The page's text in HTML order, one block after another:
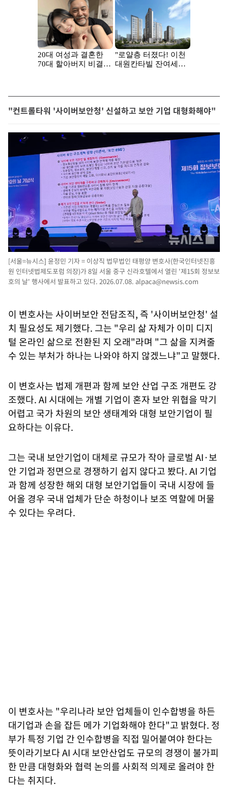
"컨트롤타워 '사이버보안청' 신설하고 보안 기업 대형화해야"
[서울=뉴시스] 윤정민 기자 = 이상직 법무법인 태평양 변호사(한국인터넷진흥
원 인터넷법제도포럼 의장)가 8일 서울 중구 신라호텔에서 열린 '제15회 정보보
호의 날' 행사에서 발표하고 있다. 2026.07.08. alpaca@newsis.com
이 변호사는 사이버보안 전담조직, 즉 '사이버보안청' 설
치 필요성도 제기했다. 그는 "우리 삶 자체가 이미 디지
털 온라인 삶으로 전환된 지 오래"라며 "그 삶을 지켜줄
수 있는 부처가 하나는 나와야 하지 않겠느냐"고 말했다.
이 변호사는 법제 개편과 함께 보안 산업 구조 개편도 강
조했다. AI 시대에는 개별 기업이 혼자 보안 위협을 막기
어렵고 국가 차원의 보안 생태계와 대형 보안기업이 필
요하다는 이유다.
그는 국내 보안기업이 대체로 규모가 작아 글로벌 AI·보
안 기업과 정면으로 경쟁하기 쉽지 않다고 봤다. AI 기업
과 함께 성장한 해외 대형 보안기업들이 국내 시장에 들
어올 경우 국내 업체가 단순 하청이나 보조 역할에 머물
수 있다는 우려다.
이 변호사는 "우리나라 보안 업체들이 인수합병을 하든
대기업과 손을 잡든 메가 기업화해야 한다"고 밝혔다. 정
부가 특정 기업 간 인수합병을 직접 밀어붙여야 한다는
뜻이라기보다 AI 시대 보안산업도 규모의 경쟁이 불가피
한 만큼 대형화와 협력 논의를 사회적 의제로 올려야 한
다는 취지다.